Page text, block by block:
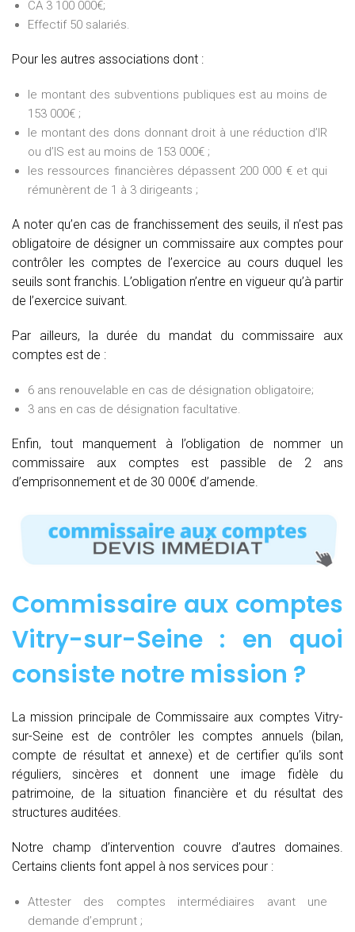
CA 3 100 000€;
Effectif 50 salariés.
Pour les autres associations dont :
le montant des subventions publiques est au moins de
153 000€ ;
le montant des dons donnant droit à une réduction d’IR
ou d’IS est au moins de 153 000€ ;
les ressources financières dépassent 200 000 € et qui
rémunèrent de 1 à 3 dirigeants ;
A noter qu’en cas de franchissement des seuils, il n’est pas
obligatoire de désigner un commissaire aux comptes pour
contrôler les comptes de l’exercice au cours duquel les
seuils sont franchis. L’obligation n’entre en vigueur qu’à partir
de l’exercice suivant.
Par ailleurs, la durée du mandat du commissaire aux
comptes est de :
6 ans renouvelable en cas de désignation obligatoire;
3 ans en cas de désignation facultative.
Enfin, tout manquement à l’obligation de nommer un
commissaire aux comptes est passible de 2 ans
d’emprisonnement et de 30 000€ d’amende.
Commissaire aux comptes
Vitry-sur-Seine : en quoi
consiste notre mission ?
La mission principale de Commissaire aux comptes Vitry-
sur-Seine est de contrôler les comptes annuels (bilan,
compte de résultat et annexe) et de certifier qu’ils sont
réguliers, sincères et donnent une image fidèle du
patrimoine, de la situation financière et du résultat des
structures auditées.
Notre champ d’intervention couvre d’autres domaines.
Certains clients font appel à nos services pour :
Attester des comptes intermédiaires avant une
demande d’emprunt ;